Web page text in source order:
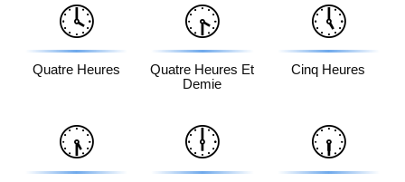
🕓
Quatre Heures
🕟
Quatre Heures Et
Demie
🕔
Cinq Heures
🕠 🕕 🕡